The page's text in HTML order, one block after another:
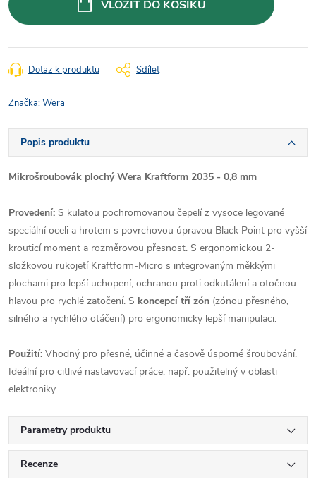
VLOŽIT DO KOŠÍKU
Dotaz k produktu Sdílet
Značka:Wera
Popis produktu
Mikrošroubovák plochý Wera Kraftform 2035 - 0,8 mm
Provedení: S kulatou pochromovanou čepelí z vysoce legované
speciální oceli a hrotem s povrchovou úpravou Black Point pro vyšší
krouticí moment a rozměrovou přesnost. S ergonomickou 2-
složkovou rukojetí Kraftform-Micro s integrovaným měkkými
plochami pro lepší uchopení, ochranou proti odkutálení a otočnou
hlavou pro rychlé zatočení. S koncepcí tří zón (zónou přesného,
silného a rychlého otáčení) pro ergonomicky lepší manipulaci.
Použití: Vhodný pro přesné, účinné a časově úsporné šroubování.
Ideální pro citlivé nastavovací práce, např. použitelný v oblasti
elektroniky.
Parametry produktu
Recenze